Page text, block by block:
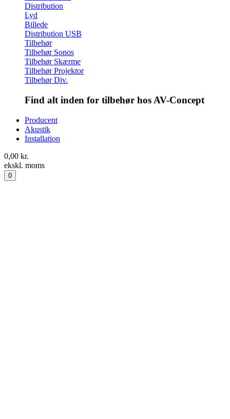
Distribution
Lyd
Billede
Distribution USB
Tilbehør
Tilbehør Sonos
Tilbehør Skærme
Tilbehør Projektor
Tilbehør Div.
Find alt inden for tilbehør hos AV-Concept
Producent
Akustik
Installation
0,00 kr.
ekskl. moms
0